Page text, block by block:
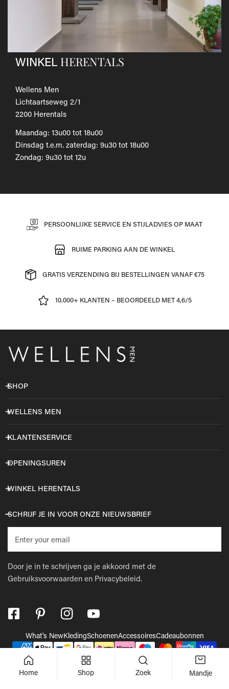
Als je het wilt omruilen voor een ander artikel, dien je een
nieuwe bestelling te plaatsen.
Voor onze uitgebreide beleid betreffende verzenden en
retourneren, raadpleeg onze Veelgestelde vragen
WINKEL HERENTALS
Wellens Men
Lichtaartseweg 2/1
2200 Herentals
Maandag: 13u00 tot 18u00
Dinsdag t.e.m. zaterdag: 9u30 tot 18u00
Zondag: 9u30 tot 12u
PERSOONLIJKE SERVICE EN STIJLADVIES OP MAAT
RUIME PARKING AAN DE WINKEL
GRATIS VERZENDING BIJ BESTELLINGEN VANAF €75
10.000+ KLANTEN – BEOORDEELD MET 4,6/5
SHOP
WELLENS MEN
KLANTENSERVICE
OPENINGSUREN
WINKEL HERENTALS
SCHRIJF JE IN VOOR ONZE NIEUWSBRIEF
mail
Door je in te schrijven ga je akkoord met de
Gebruiksvoorwaarden en Privacybeleid.
© 2026, Powered by Shopify
What's NewKledingSchoenenAccessoiresCadeaubonnen
Betaalmethodes
Home Shop Zoek Mandje